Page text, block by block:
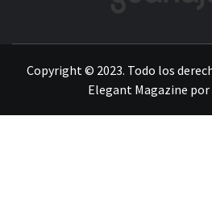
Copyright © 2023. Todo los
Elegant Magazine por